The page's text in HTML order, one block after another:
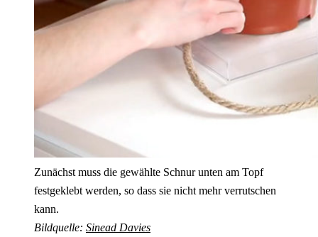
Zunächst muss die gewählte Schnur unten am Topf
festgeklebt werden, so dass sie nicht mehr verrutschen
kann.
Bildquelle: Sinead Davies